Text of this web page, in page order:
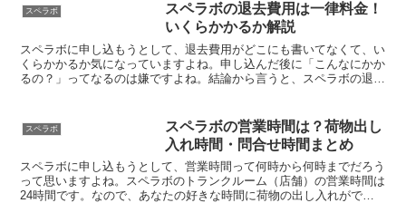
スペラボ
スペラボの退去費用は一律料金！
いくらかかるか解説
スペラボに申し込もうとして、退去費用がどこにも書いてなくて、い
くらかかるか気になっていますよね。申し込んだ後に「こんなにかか
るの？」ってなるのは嫌ですよね。結論から言うと、スペラボの退去
スペラボ
スペラボの営業時間は？荷物出し
入れ時間・問合せ時間まとめ
スペラボに申し込もうとして、営業時間って何時から何時までだろう
って思いますよね。スペラボのトランクルーム（店舗）の営業時間は
24時間です。なので、あなたの好きな時間に荷物の出し入れができ